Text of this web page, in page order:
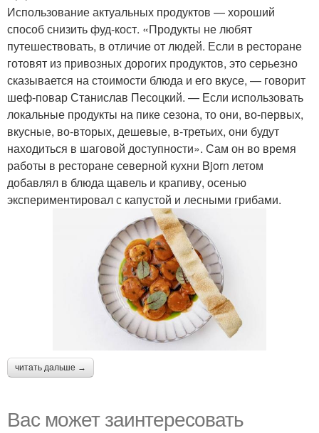
Использование актуальных продуктов — хороший
способ снизить фуд-кост. «Продукты не любят
путешествовать, в отличие от людей. Если в ресторане
готовят из привозных дорогих продуктов, это серьезно
сказывается на стоимости блюда и его вкусе, — говорит
шеф-повар Станислав Песоцкий. — Если использовать
локальные продукты на пике сезона, то они, во-первых,
вкусные, во-вторых, дешевые, в-третьих, они будут
находиться в шаговой доступности». Сам он во время
работы в ресторане северной кухни Bjorn летом
добавлял в блюда щавель и крапиву, осенью
экспериментировал с капустой и лесными грибами.
читать дальше →
Вас может заинтересовать